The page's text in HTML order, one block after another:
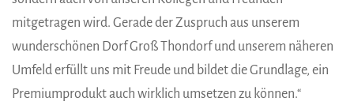
mitgetragen wird. Gerade der Zuspruch aus unserem
wunderschönen Dorf Groß Thondorf und unserem näheren
Umfeld erfüllt uns mit Freude und bildet die Grundlage, ein
Premiumprodukt auch wirklich umsetzen zu können.“